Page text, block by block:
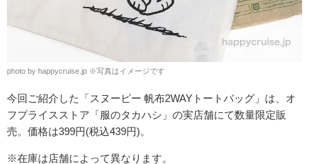
photo by happycruise.jp ※写真はイメージです
今回ご紹介した「スヌーピー 帆布2WAYトートバッグ」は、オ
フプライスストア「服のタカハシ」の実店舗にて数量限定販
売。価格は399円(税込439円)。
※在庫は店舗によって異なります。